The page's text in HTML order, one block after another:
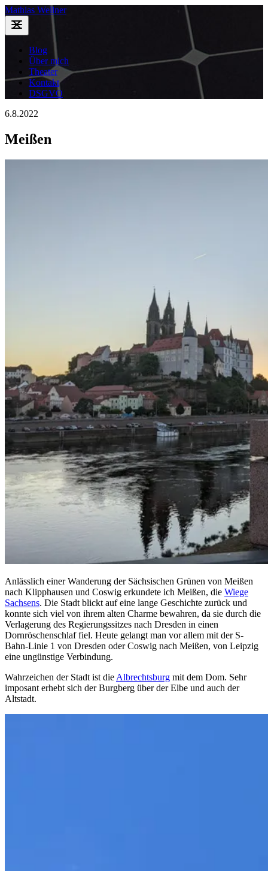
Mathias Wellner
Blog
Über mich
Theater
Kontakt
DSGVO
6.8.2022
Meißen
Anlässlich einer Wanderung der Sächsischen Grünen von Meißen
nach Klipphausen und Coswig erkundete ich Meißen, die Wiege
Sachsens. Die Stadt blickt auf eine lange Geschichte zurück und
konnte sich viel von ihrem alten Charme bewahren, da sie durch die
Verlagerung des Regierungssitzes nach Dresden in einen
Dornröschenschlaf fiel. Heute gelangt man vor allem mit der S-
Bahn-Linie 1 von Dresden oder Coswig nach Meißen, von Leipzig
eine ungünstige Verbindung.
Wahrzeichen der Stadt ist die Albrechtsburg mit dem Dom. Sehr
imposant erhebt sich der Burgberg über der Elbe und auch der
Altstadt.